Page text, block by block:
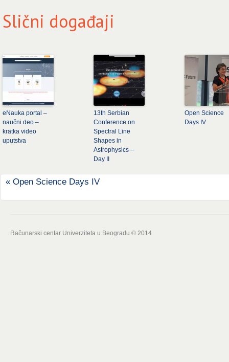
Slični događaji
eNauka portal –
naučni deo –
kratka video
uputstva
13th Serbian
Conference on
Spectral Line
Shapes in
Astrophysics –
Day II
Open Science
Days IV
«Open Science Days IV
Računarski centar Univerziteta u Beogradu © 2014